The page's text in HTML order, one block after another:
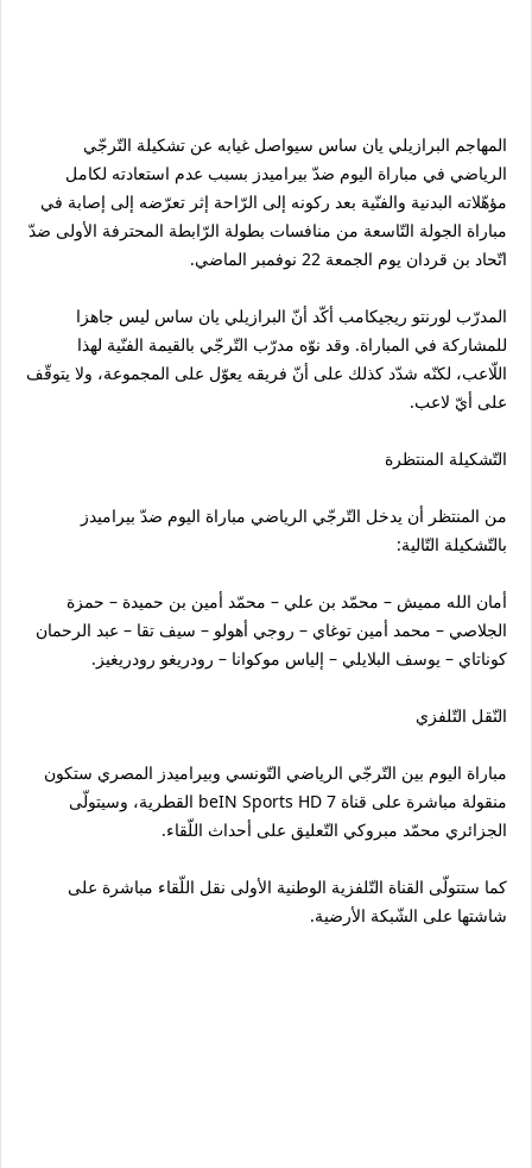
المهاجم البرازيلي يان ساس سيواصل غيابه عن تشكيلة التّرجّي
الرياضي في مباراة اليوم ضدّ بيراميدز بسبب عدم استعادته لكامل
مؤهّلاته البدنية والفنّية بعد ركونه إلى الرّاحة إثر تعرّضه إلى إصابة في
مباراة الجولة التّاسعة من منافسات بطولة الرّابطة المحترفة الأولى ضدّ
اتّحاد بن قردان يوم الجمعة 22 نوفمبر الماضي.
المدرّب لورنتو ريجيكامب أكّد أنّ البرازيلي يان ساس ليس جاهزا
للمشاركة في المباراة. وقد نوّه مدرّب التّرجّي بالقيمة الفنّية لهذا
اللّاعب، لكنّه شدّد كذلك على أنّ فريقه يعوّل على المجموعة، ولا يتوقّف
على أيّ لاعب.
التّشكيلة المنتظرة
من المنتظر أن يدخل التّرجّي الرياضي مباراة اليوم ضدّ بيراميدز
بالتّشكيلة التّالية:
أمان الله مميش – محمّد بن علي – محمّد أمين بن حميدة – حمزة
الجلاصي – محمد أمين توغاي – روجي أهولو – سيف تقا – عبد الرحمان
كوناتاي – يوسف البلايلي – إلياس موكوانا – رودريغو رودريغيز.
النّقل التّلفزي
مباراة اليوم بين التّرجّي الرياضي التّونسي وبيراميدز المصري ستكون
منقولة مباشرة على قناة beIN Sports HD 7 القطرية، وسيتولّى
الجزائري محمّد مبروكي التّعليق على أحداث اللّقاء.
كما ستتولّى القناة التّلفزية الوطنية الأولى نقل اللّقاء مباشرة على
شاشتها على الشّبكة الأرضية.